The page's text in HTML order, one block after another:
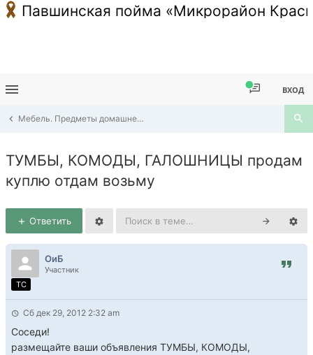
Павшинская пойма «Микрорайон
ВХОД
Мебель. Предметы домашнего обихода. Часы. Посуда
ТУМБЫ, КОМОДЫ, ГАЛОШНИЦЫ продам
куплю отдам возьму
Ответить
ОиБ
Участник
TC
Сб дек 29, 2012 2:32 am
Соседи!
размещайте ваши объявления ТУМБЫ, КОМОДЫ,